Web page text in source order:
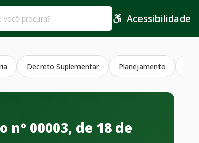
Acessibilidade
Decreto Suplementar Planejamento
00003, de 18 de